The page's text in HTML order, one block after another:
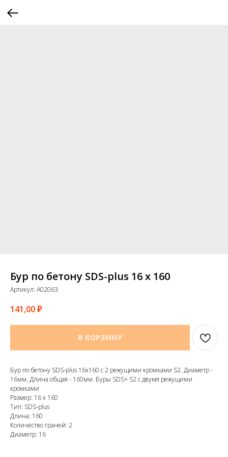
Бур по бетону SDS-plus 16 х 160
Артикул: A02063
141,00₽
В КОРЗИНУ
Бур по бетону SDS-plus 16х160 с 2 режущими кромками S2. Диаметр -
16мм, Длина общая - 160мм. Буры SDS+ S2 с двумя режущими
кромками
Размер: 16 х 160
Тип: SDS-plus
Длина: 160
Количество граней: 2
Диаметр: 16